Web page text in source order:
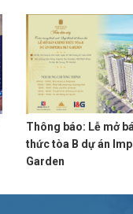
Thông báo: Lễ mở
thức tòa B dự án
Garden